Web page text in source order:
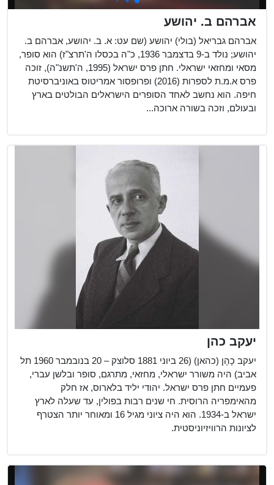
אברהם ב. יהושע
אברהם גבריאל (בולי) יהושע (שם עט: א. ב. יהושע, אברהם ב.
יהושע; נולד ב-9 בדצמבר 1936, כ"ה בכסלו ה'תרצ"ז) הוא סופר,
מסאי ומחזאי ישראלי. חתן פרס ישראל (1995, ה'תשנ"ה), זוכה
פרס א.מ.ת לספרות (2016) ופרופסור אמריטוס באוניברסיטת
חיפה. הוא נחשב לאחד הסופרים הישראלים הבולטים בארץ
ובעולם, וזכה בשורה ארוכה...
יעקב כהן
יעקב כָהָן (כהאן) (26 ביוני 1881 סלוצק – 20 בנובמבר 1960 תל
אביב) היה משורר ישראלי, מחזאי, מתרגם, סופר ובלשן עברי,
פעמיים חתן פרס ישראל. יהודי יליד בלארוס, אז חלק
מהאימפריה הרוסית. חי שנים רבות בפולין, עד שעלה לארץ
ישראל ב-1934. הוא היה ציוני מגיל 16 ומאוחר יותר הצטרף
לציונות הרוויזיוניסטית.